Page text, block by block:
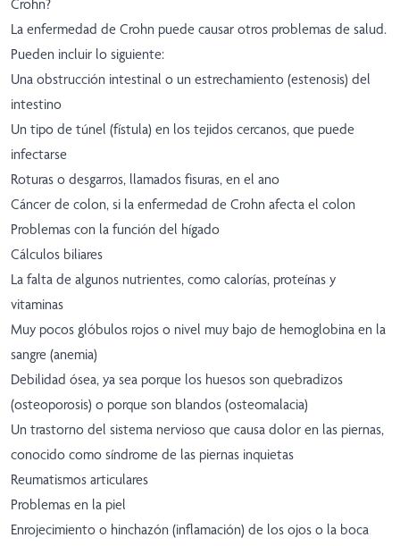
Crohn?
La enfermedad de Crohn puede causar otros problemas de salud.
Pueden incluir lo siguiente:
Una obstrucción intestinal o un estrechamiento (estenosis) del
intestino
Un tipo de túnel (fístula) en los tejidos cercanos, que puede
infectarse
Roturas o desgarros, llamados fisuras, en el ano
Cáncer de colon, si la enfermedad de Crohn afecta el colon
Problemas con la función del hígado
Cálculos biliares
La falta de algunos nutrientes, como calorías, proteínas y
vitaminas
Muy pocos glóbulos rojos o nivel muy bajo de hemoglobina en la
sangre (anemia)
Debilidad ósea, ya sea porque los huesos son quebradizos
(osteoporosis) o porque son blandos (osteomalacia)
Un trastorno del sistema nervioso que causa dolor en las piernas,
conocido como síndrome de las piernas inquietas
Reumatismos articulares
Problemas en la piel
Enrojecimiento o hinchazón (inflamación) de los ojos o la boca